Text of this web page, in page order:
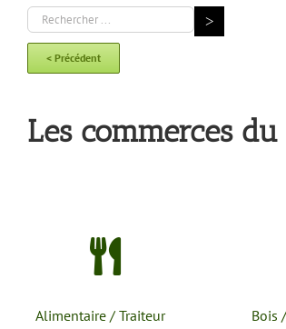
< Précédent
Les commerces
Alimentaire / Traiteur Bois